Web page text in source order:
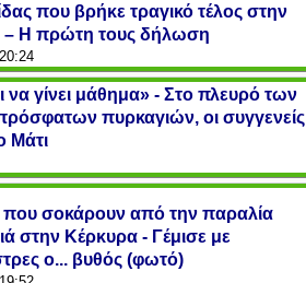
που βρήκε τραγικό τέλος στην
– Η πρώτη τους δήλωση
να γίνει μάθημα» - Στο πλευρό των
πυρκαγιών, οι συγγενείς
Μάτι
που σοκάρουν από την παραλία
στην Κέρκυρα - Γέμισε με
ο... βυθός (φωτό)